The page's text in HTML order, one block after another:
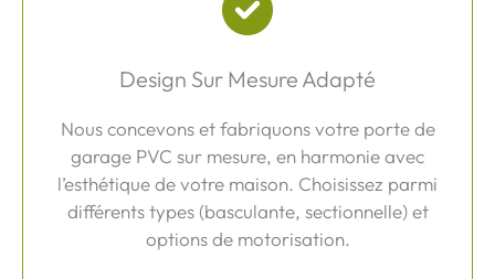
Design Sur Mesure Adapté
Nous concevons et fabriquons votre porte de
garage PVC sur mesure, en harmonie avec
l’esthétique de votre maison. Choisissez parmi
différents types (basculante, sectionnelle) et
options de motorisation.